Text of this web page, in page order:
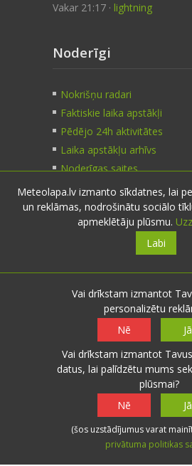
Vakar 21:17 · lightning
Noderīgi
Nokrišņu radari
Faktiskie laika apstākļi
Pēdējo 24h aktivitātes
Laika apstākļu arhīvs
Noderīgas saites
Kontakti
nosūti ziņu
Seko mums
© 2026 meteolapa.lv. v2
Raksti· Galerijas·
laika apstākļi· Sazināties·
Lietošanas noteikumi· Par
Meteolapa.lv izmanto sīkdatnes, lai
un reklāmas, nodrošinātu sociālo
apmeklētāju plūsmu.
Labi
Vai drīkstam izmantot
personalizētu
Nē
Jā
Vai drīkstam izmantot
datus, lai palīdzētu mums
plūsmai?
Nē
Jā
(šos uzstādījumus varat
privātuma politikas